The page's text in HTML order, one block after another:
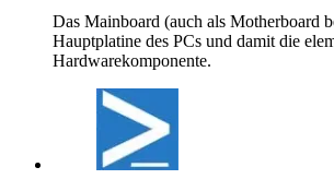
Das Mainboard (auch als Motherboard
Hauptplatine des PCs und damit die
Hardwarekomponente.